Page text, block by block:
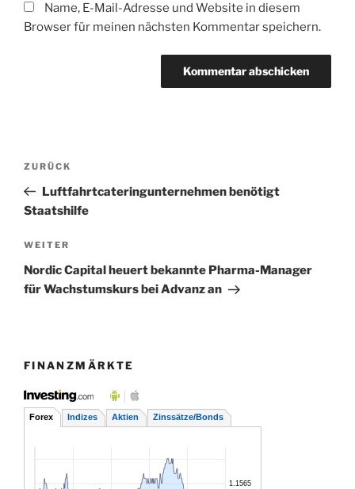
Name, E-Mail-Adresse und Website in diesem
Browser für meinen nächsten Kommentar speichern.
Beitragsnavigation
Vorheriger
Beitrag
ZURÜCK
Luftfahrtcateringunternehmen benötigt
Staatshilfe
Nächster
Beitrag
WEITER
Nordic Capital heuert bekannte Pharma-Manager
für Wachstumskurs bei Advanz an
FINANZMÄRKTE